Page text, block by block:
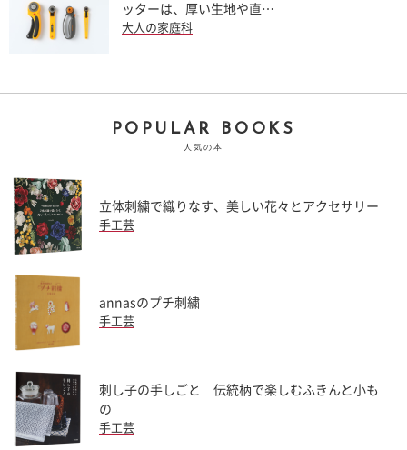
ッターは、厚い生地や直…
大人の家庭科
POPULAR BOOKS
人気の本
立体刺繍で織りなす、美しい花々とアクセサリー
手工芸
annasのプチ刺繍
手工芸
刺し子の手しごと 伝統柄で楽しむふきんと小も
の
手工芸